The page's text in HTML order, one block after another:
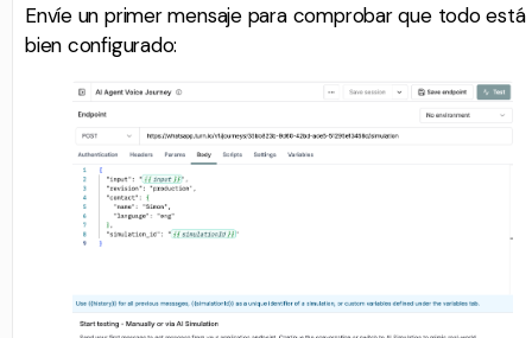
Envíe un primer mensaje para comprobar que todo está
bien configurado: